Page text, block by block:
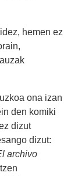
hemen ez
ona izan
den komiki
dizut
dizut:
archivo